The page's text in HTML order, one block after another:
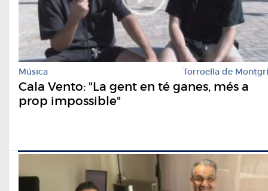
Música Torroella de Montgrí
Cala Vento: "La gent en té ganes, més a
prop impossible"